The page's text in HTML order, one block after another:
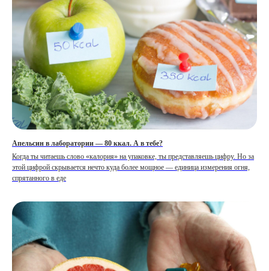
Апельсин в лаборатории — 80 ккал. А в тебе?
Когда ты читаешь слово «калория» на упаковке, ты представляешь цифру. Но за
этой цифрой скрывается нечто куда более мощное — единица измерения огня,
спрятанного в еде